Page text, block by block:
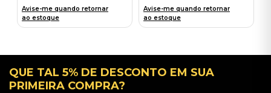
Avise-me quando retornar
ao estoque
Avise-me quando retornar
ao estoque
QUE TAL 5% DE DESCONTO EM SUA
PRIMEIRA COMPRA?